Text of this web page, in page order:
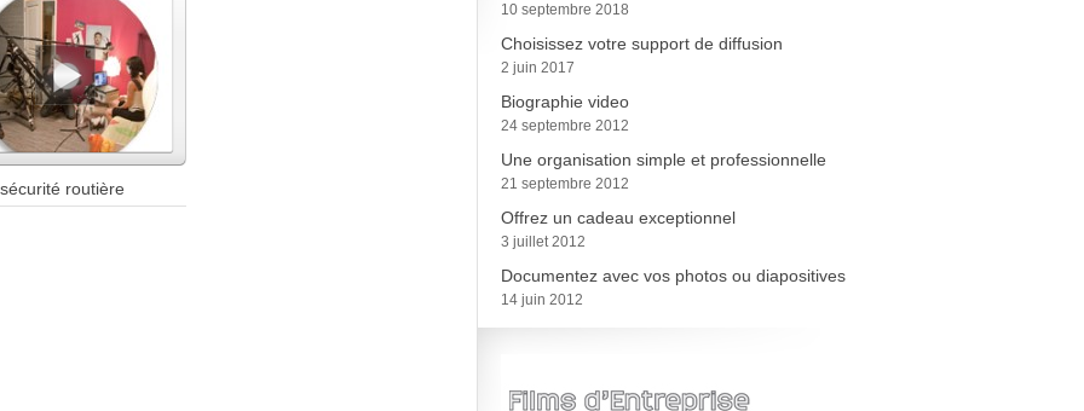
routière
10 septembre 2018
Choisissez votre support de diffusion
2 juin 2017
Biographie video
24 septembre 2012
Une organisation simple et professionnelle
21 septembre 2012
Offrez un cadeau exceptionnel
3 juillet 2012
Documentez avec vos photos ou diapositives
14 juin 2012